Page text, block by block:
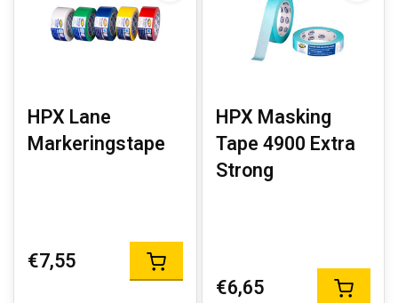
HPX Lane
Markeringstape
€7,55
HPX Masking
Tape 4900 Extra
Strong
€6,65